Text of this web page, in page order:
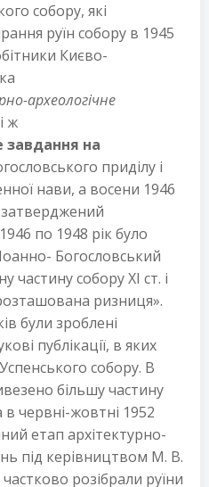
собору, які
руїн собору в 1945
Києво-
археологічне
ж
завдання на
приділу і
нави, а восени 1946
по 1948 рік було
Богословський
частину собору XI ст. і
ризниця».
були зроблені
публікації, в яких
собору. В
більшу частину
в червні-жовтні 1952
етап архітектурно-
під керівництвом М. В.
розібрали руїни